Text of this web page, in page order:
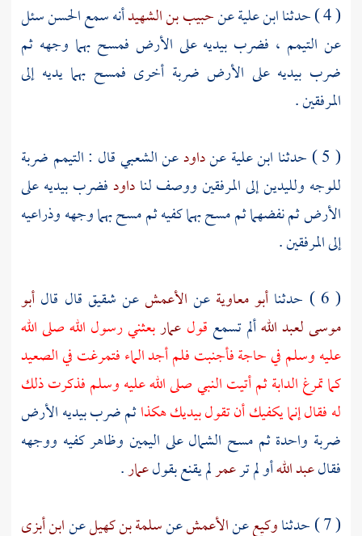
( 4 ) حدثنا
ابن عليةعنحبيب بن الشهيدأنه سمعالحسنسئل
عن التيمم ، فضرب بيديه على الأرض فمسح بهما وجهه ثم
ضرب بيديه على الأرض ضربة أخرى فمسح بهما يديه إلى
المرفقين .
( 5 ) حدثنا
ابن عليةعنداودعنالشعبيقال : التيمم ضربة
للوجه ولليدين إلى المرفقين ووصف لناداودفضرب بيديه على
الأرض ثم نفضهما ثم مسح بهما كفيه ثم مسح بهما وجهه وذراعيه
إلى المرفقين .
( 6 ) حدثنا
أبو معاوية عن الأعمشعن شقيق قال قال أبو
موسىلعبد اللهألم تسمع قول عماربعثني رسول الله صلى الله
عليه وسلم في حاجة فأجنبت فلم أجد الماء فتمرغت في الصعيد
كما تمرغ الدابة ثم أتيت النبي صلى الله عليه وسلم فذكرت ذلك
له فقال إنما يكفيك أن تقول بيديك هكذاثم ضرب بيديه الأرض
ضربة واحدة ثم مسح الشمال على اليمين وظاهر كفيه ووجهه
فقالعبد اللهأو لم ترعمرلم يقنع بقولعمار.
( 7 ) حدثنا
وكيععنالأعمشعنسلمة بن كهيلعنابن أبزى